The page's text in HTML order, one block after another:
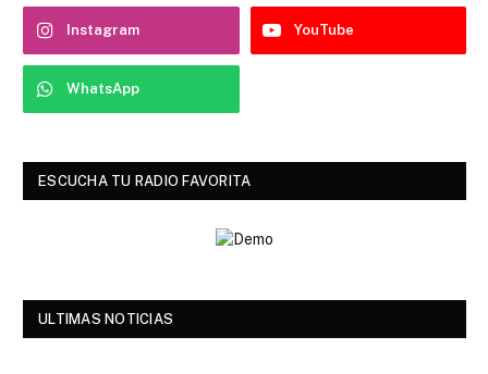
Instagram YouTube
WhatsApp
ESCUCHA TU RADIO FAVORITA
ULTIMAS NOTICIAS